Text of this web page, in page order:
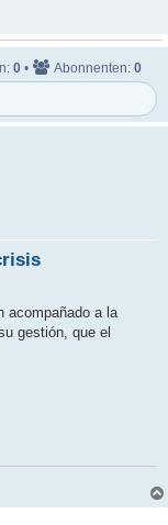
0 • Abonnenten: 0
acompañado a la
gestión, que el